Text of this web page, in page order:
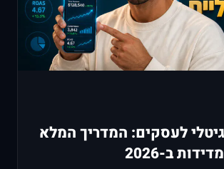
לעסקים: המדריך המלא
ב-2026